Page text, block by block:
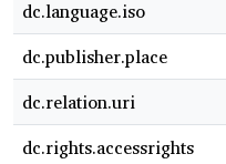
dc.language.iso
dc.publisher.place
dc.relation.uri
dc.rights.accessrights